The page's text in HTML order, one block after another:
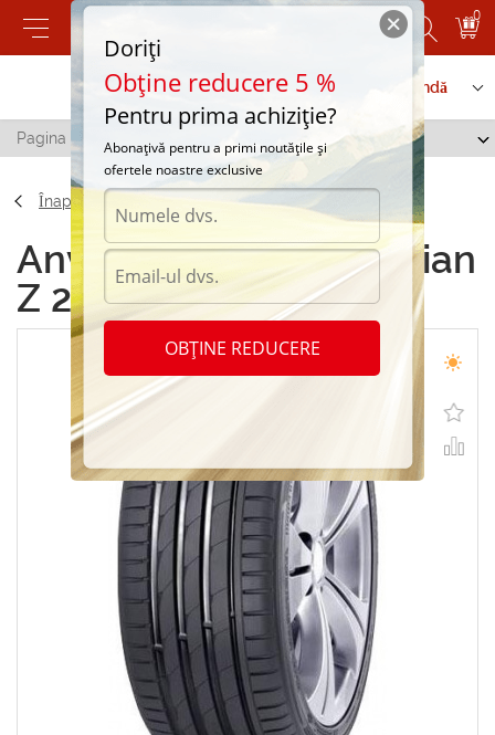
0
Contactați-ne Serviciu de comandă
Pagina principală Nokian Z 225/55 R17 101W
Înapoi
Anvelope de vara Nokian
Z 225/55 R17 101W
Doriți
Obține reducere 5 %
Pentru prima achiziție?
Abonațivă pentru a primi noutățile și
ofertele noastre exclusive
OBȚINE REDUCERE